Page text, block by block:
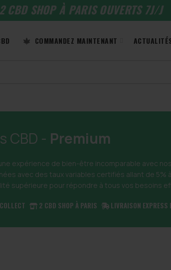
2 CBD SHOP À PARIS OUVERTS 7J/J
COMMANDEZ MAINTENANT
CBD - Premium
expérience de bien-être incomparable avec
avec des taux variables certifiés allant de 5%
supérieure pour répondre à tous vos besoins
2 CBD SHOP À PARIS LIVRAISON EXPRESS